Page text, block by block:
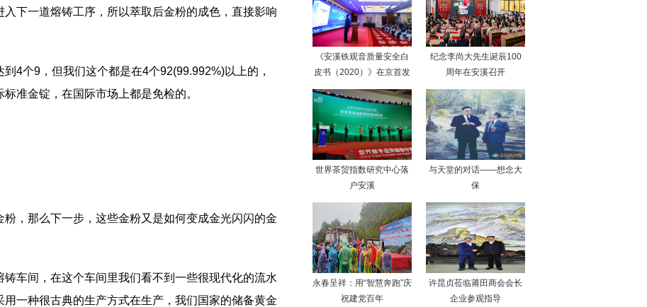
下一道熔铸工序，所以萃取后金粉的成色，直接影响
4个9，但我们这个都是在4个92(99.992%)以上的，
准金锭，在国际市场上都是免检的。
粉，那么下一步，这些金粉又是如何变成金光闪闪的金
车间，在这个车间里我们看不到一些很现代化的流水
一种很古典的生产方式在生产，我们国家的储备黄金
《安溪铁观音质量安全白
皮书（2020）》在京首发
纪念李尚大先生诞辰100
周年在安溪召开
世界茶贸指数研究中心落
户安溪
与天堂的对话——想念大
保
永春呈祥：用“智慧奔跑”庆
祝建党百年
许昆贞莅临莆田商会会长
企业参观指导